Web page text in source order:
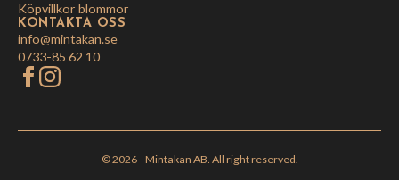
Köpvillkor blommor
KONTAKTA OSS
info@mintakan.se
0733-85 62 10
© 2026– Mintakan AB. All right reserved.